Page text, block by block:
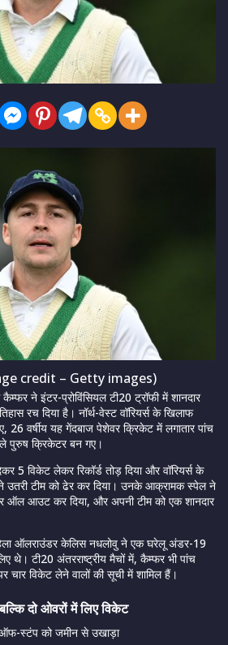
credit – Getty images)
ने इंटर-प्रोविंसियल टी20 ट्रॉफी में शानदार
रच दिया है। नॉर्थ-वेस्ट वॉरियर्स के खिलाफ
वर्षीय यह गेंदबाज पेशेवर क्रिकेट में लगातार पांच
पुरुष क्रिकेटर बन गए।
विकेट लेकर रिकॉर्ड तोड़ दिया और वॉरियर्स के
उतरी टीम को ढेर कर दिया। उनके आक्रामक स्पेल ने
ऑल आउट कर दिया, और अपनी टीम को एक शानदार
ऑलराउंडर केलिस नधलोवु ने एक घरेलू अंडर-19
थे। टी20 अंतरराष्ट्रीय मैचों में, कैम्फर भी पांच
चार विकेट लेने वालों की सूची में शामिल हैं।
दो ओवरों में लिए विकेट
स्टंप को जमीन से उखाड़ा